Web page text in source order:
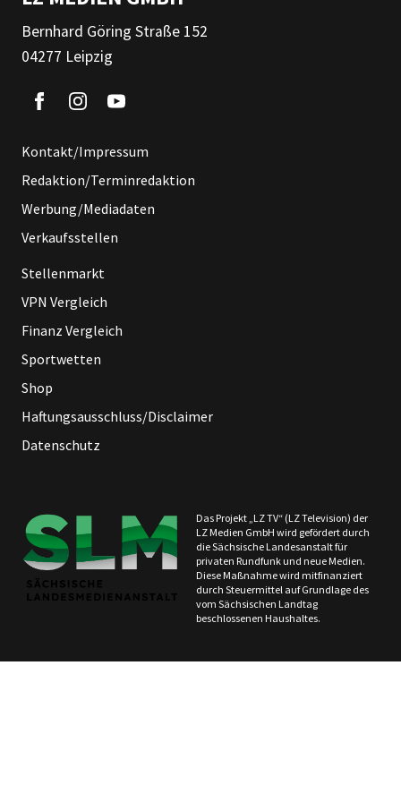
Bernhard Göring Straße 152
04277 Leipzig
Kontakt/Impressum
Redaktion/Terminredaktion
Werbung/Mediadaten
Verkaufsstellen
Stellenmarkt
VPN Vergleich
Finanz Vergleich
Sportwetten
Shop
Haftungsausschluss/Disclaimer
Datenschutz
Das Projekt „LZ TV“ (LZ Television) der
LZ Medien GmbH wird gefördert durch
die Sächsische Landesanstalt für
privaten Rundfunk und neue Medien.
Diese Maßnahme wird mitfinanziert
durch Steuermittel auf Grundlage des
vom Sächsischen Landtag
beschlossenen Haushaltes.